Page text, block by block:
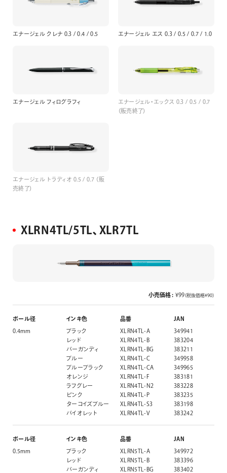
エナージェル クレナ 0.3 / 0.4 / 0.5 エナージェル エス 0.3 / 0.5 / 0.7 / 1.0
エナージェル フィログラフィ
エナージェル・エックス 0.3 / 0.5 / 0.7
（販売終了）
エナージェル トラディオ 0.5 / 0.7 （販
売終了）
XLRN4TL/5TL、XLR7TL
小売価格 : ¥99（税抜価格¥90）
ボール径 インキ色 品番 JAN
0.4mm ブラック XLRN4TL-A
349941
レッド
XLRN4TL-B
383204
バーガンディ
XLRN4TL-BG
383211
ブルー
XLRN4TL-C
349958
ブルーブラック
XLRN4TL-CA
349965
オレンジ
XLRN4TL-F
383181
ラフグレー
XLRN4TL-N2
383228
ピンク
XLRN4TL-P
383235
ターコイズブルー
XLRN4TL-S3
383198
バイオレット
XLRN4TL-V 383242
ボール径 インキ色 品番 JAN
0.5mm ブラック XLRN5TL-A
349972
レッド
XLRN5TL-B
383396
バーガンディ
XLRN5TL-BG
383402